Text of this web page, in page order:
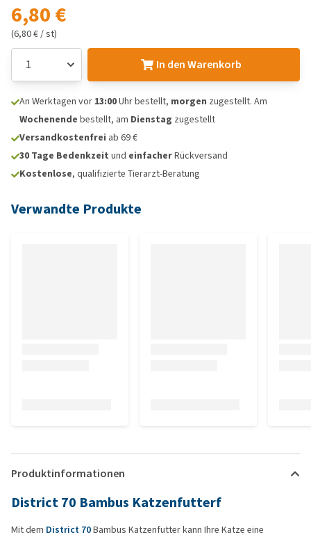
6,80 €
(6,80 € / st)
In den Warenkorb
An Werktagen vor 13:00Uhr bestellt, morgen zugestellt. Am
Wochenende bestellt, am Dienstag zugestellt
Versandkostenfrei ab 69 €
30 Tage Bedenkzeit und einfacherRückversand
Kostenlose, qualifizierte Tierarzt-Beratung
Verwandte Produkte
Produktinformationen
District 70 Bambus Katzenfutterf
Mit dem District 70Bambus Katzenfutter kann Ihre Katze eine